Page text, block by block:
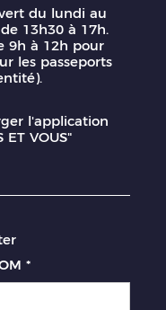
du lundi au
13h30 à 17h.
9h à 12h pour
les passeports
l'application
ET VOUS"
*